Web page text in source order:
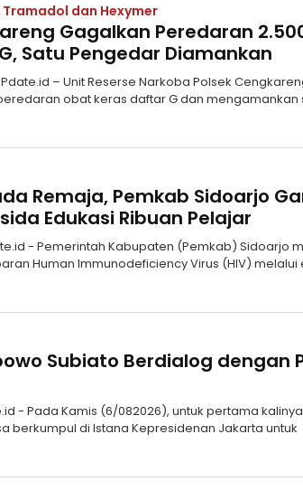
dan Hexymer
Gagalkan Peredaran
Satu Pengedar Diamankan
– Unit Reserse Narkoba Polsek
obat keras daftar G dan mengamankan
Remaja, Pemkab Sidoarjo
Edukasi Ribuan Pelajar
- Pemerintah Kabupaten (Pemkab) Sidoarjo
Human Immunodeficiency Virus (HIV) melalui
Subiato Berdialog dengan
- Pada Kamis (6/082026), untuk pertama
berkumpul di Istana Kepresidenan Jakarta untuk